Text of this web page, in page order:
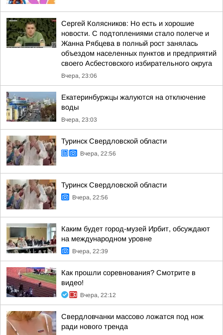
Сергей Колясников: Но есть и хорошие
новости. С подтоплениями стало полегче и
Жанна Рябцева в полный рост занялась
объездом населенных пунктов и предприятий
своего Асбестовского избирательного округа
Вчера, 23:06
Екатеринбуржцы жалуются на отключение
воды
Вчера, 23:03
Туринск Свердловской области
Вчера, 22:56
Туринск Свердловской области
Вчера, 22:56
Каким будет город-музей Ирбит, обсуждают
на международном уровне
Вчера, 22:39
Как прошли соревнования? Смотрите в
видео!
Вчера, 22:12
Свердловчанки массово ложатся под нож
ради нового тренда